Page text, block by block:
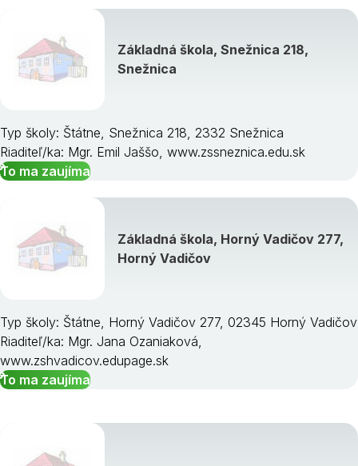
Základná škola, Snežnica 218,
Snežnica
Typ školy: Štátne, Snežnica 218, 2332 Snežnica
Riaditeľ/ka: Mgr. Emil Jaššo, www.zssneznica.edu.sk
To ma zaujíma
Základná škola, Horný Vadičov 277,
Horný Vadičov
Typ školy: Štátne, Horný Vadičov 277, 02345 Horný Vadičov
Riaditeľ/ka: Mgr. Jana Ozaniaková,
www.zshvadicov.edupage.sk
To ma zaujíma